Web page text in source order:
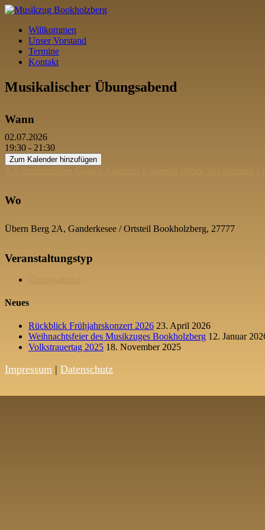
Willkommen
Unser Vorstand
Termine
Kontakt
Musikalischer Übungsabend
Wann
02.07.2026
19:30 - 21:30
Zum Kalender hinzufügen
Wo
Übern Berg 2A, Ganderkesee / Ortsteil Bookholzberg, 27777
Veranstaltungstyp
Neues
Rückblick Frühjahrskonzert 2026 23. April 2026
Weihnachtsfeier des Musikzuges Bookholzberg 12. Januar
Volkstrauertag 2025 18. November 2025
Impressum | Datenschutz